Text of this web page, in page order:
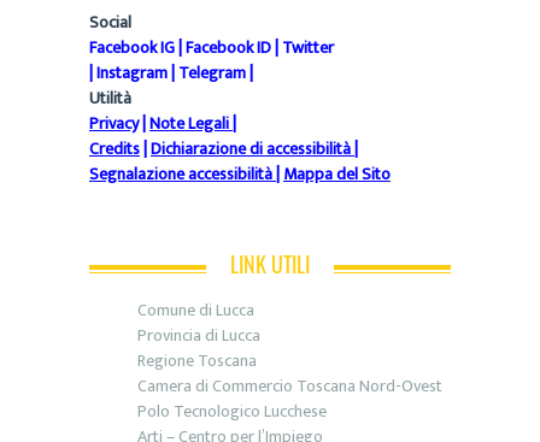
Social
Facebook IG|Facebook ID|Twitter
|Instagram|Telegram|
Utilità
Privacy|Note Legali|
Credits|Dichiarazione di accessibilità|
Segnalazione accessibilità|Mappa del Sito
LINK UTILI
Comune di Lucca
Provincia di Lucca
Regione Toscana
Camera di Commercio Toscana Nord-Ovest
Polo Tecnologico Lucchese